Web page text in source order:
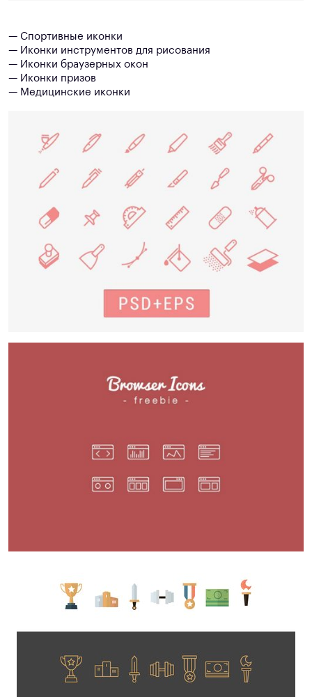
— Спортивные иконки
— Иконки инструментов для рисования
— Иконки браузерных окон
— Иконки призов
— Медицинские иконки